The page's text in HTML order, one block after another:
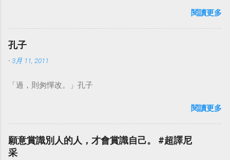
點看事情，就不會覺得活著是一件沉重的事。#超譯尼采 — 中
華名言 - Chinese Quotes (@chinese_quotes) May 23, 2023
閱讀更多
孔子
-3月 11, 2011
「過，則匆憚改。」孔子
閱讀更多
願意賞識別人的人，才會賞識自己。 #超譯尼
采